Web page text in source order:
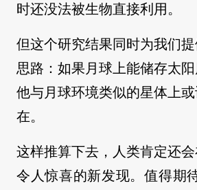
时还没法被生物直接利用。
但这个研究结果同时为我们
思路：如果月球上能储存太
他与月球环境类似的星体上
在。
这样推算下去，人类肯定还
令人惊喜的新发现。值得期待